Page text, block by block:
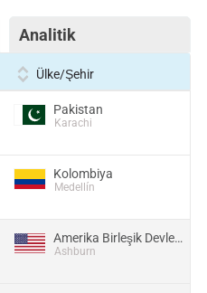
Analitik
Ülke/Şehir
Pakistan
Karachi
Kolombiya
Medellín
Amerika Birleşik Devletleri
Ashburn